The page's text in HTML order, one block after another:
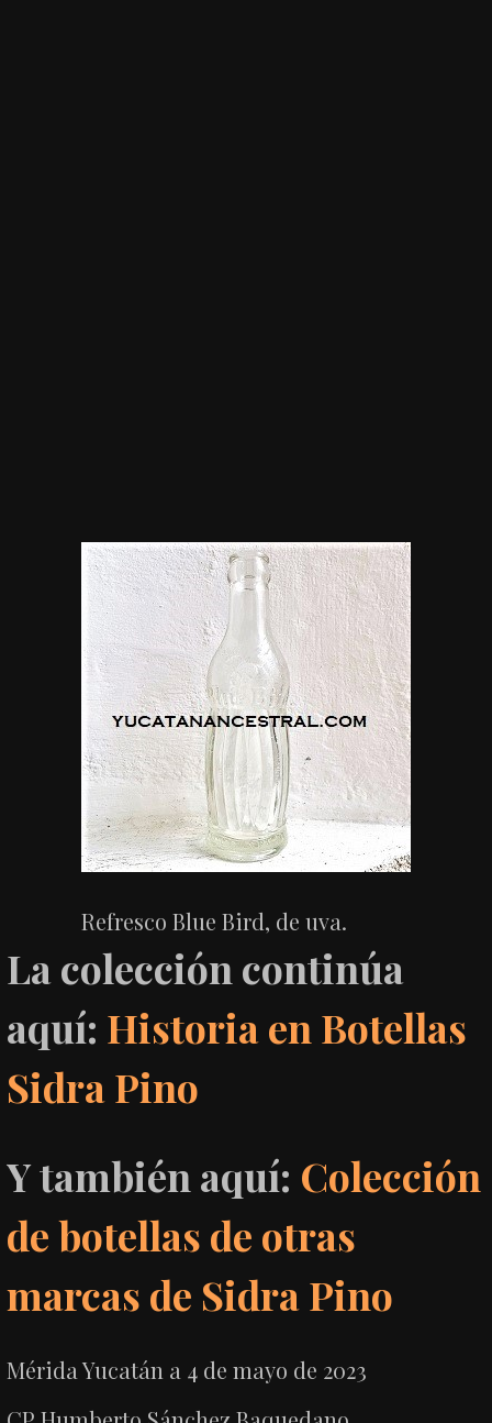
Refresco Blue Bird, de uva.
La colección continúa
aquí: Historia en Botellas
Sidra Pino
Y también aquí: Colección
de botellas de otras
marcas de Sidra Pino
Mérida Yucatán a 4 de mayo de 2023